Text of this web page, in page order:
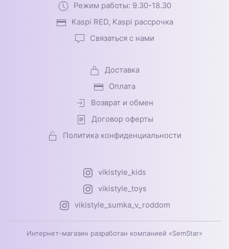
Режим работы: 9.30-18.30
Kaspi RED, Kaspi рассрочка
Связаться с нами
Доставка
Оплата
Возврат и обмен
Договор оферты
Политика конфиденциальности
vikistyle_kids
vikistyle_toys
vikistyle_sumka_v_roddom
Интернет-магазин разработан компанией «SemStar»